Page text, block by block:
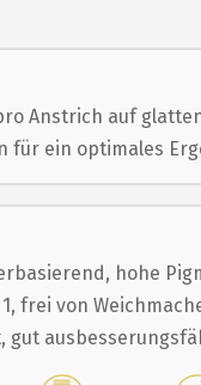
Anstrich auf
für ein optimales
hohe
frei von